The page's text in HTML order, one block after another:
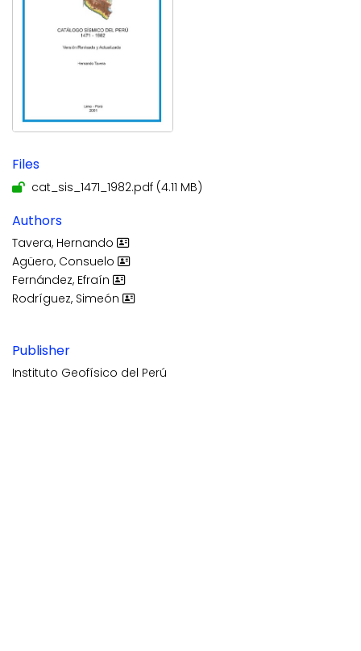
Files
cat_sis_1471_1982.pdf (4.11 MB)
Authors
Tavera, Hernando
Agüero, Consuelo
Fernández, Efraín
Rodríguez, Simeón
Publisher
Instituto Geofísico del Perú